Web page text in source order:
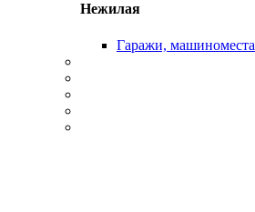
Нежилая
Гаражи, машиноместа